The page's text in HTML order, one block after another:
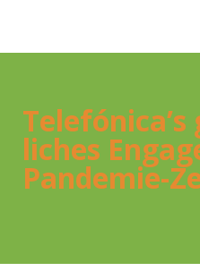
li­ches
Pan­­de­­mie-